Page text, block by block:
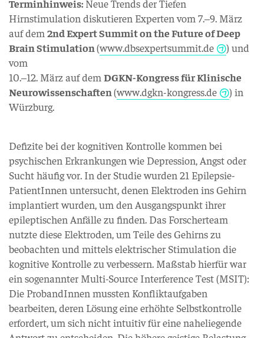
Terminhinweis: Neue Trends der Tiefen
Hirnstimulation diskutieren Experten vom 7.–9. März
auf dem 2nd Expert Summit on the Future of Deep
Brain Stimulation(www.dbsexpertsummit.de
) und
vom
10.–12. März auf dem DGKN-Kongress für Klinische
Neurowissenschaften(www.dgkn-kongress.de
) in
Würzburg.
Defizite bei der kognitiven Kontrolle kommen bei
psychischen Erkrankungen wie Depression, Angst oder
Sucht häufig vor. In der Studie wurden 21 Epilepsie-
PatientInnen untersucht, denen Elektroden ins Gehirn
implantiert wurden, um den Ausgangspunkt ihrer
epileptischen Anfälle zu finden. Das Forscherteam
nutzte diese Elektroden, um Teile des Gehirns zu
beobachten und mittels elektrischer Stimulation die
kognitive Kontrolle zu verbessern. Maßstab hierfür war
ein sogenannter Multi-Source Interference Test (MSIT):
Die ProbandInnen mussten Konfliktaufgaben
bearbeiten, deren Lösung eine erhöhte Selbstkontrolle
erfordert, um sich nicht intuitiv für eine naheliegende